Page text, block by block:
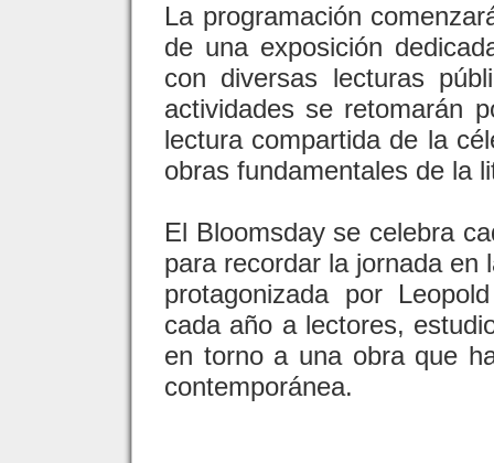
La programación
de una exposición
con diversas lecturas
actividades se retomarán
lectura compartida de la
obras fundamentales de la
El Bloomsday se celebra
para recordar la jornada en
protagonizada por
cada año a lectores,
en torno a una obra que
contemporánea.